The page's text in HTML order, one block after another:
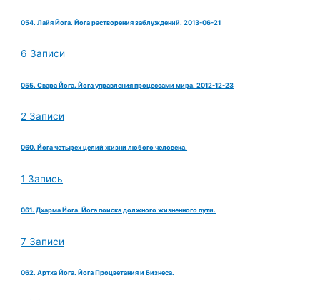
054. Лайя Йога. Йога растворения заблуждений. 2013-06-21
6 Записи
055. Свара Йога. Йога управления процессами мира. 2012-12-23
2 Записи
060. Йога четырех целий жизни любого человека.
1 Запись
061. Дхарма Йога. Йога поиска должного жизненного пути.
7 Записи
062. Артха Йога. Йога Процветания и Бизнеса.